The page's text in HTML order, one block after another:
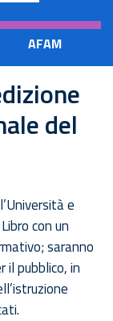
AFAM
del
e
con un
saranno
il pubblico, in